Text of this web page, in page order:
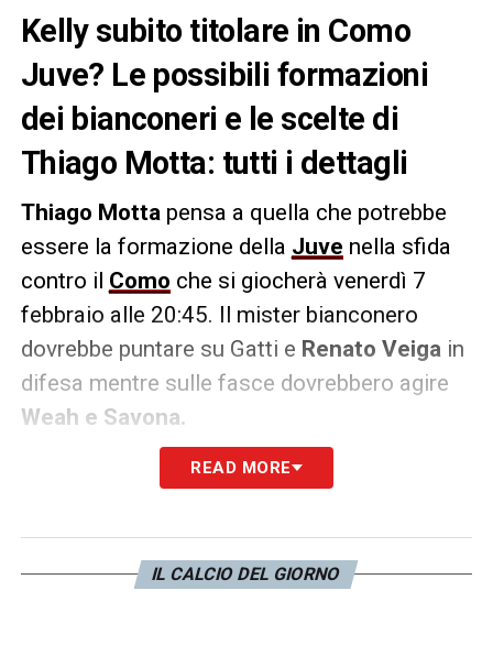
Kelly subito titolare in Como
Juve? Le possibili formazioni
dei bianconeri e le scelte di
Thiago Motta: tutti i dettagli
Thiago Mottapensa a quella che potrebbe
essere la formazione della Juve nella sfida
contro il Como che si giocherà venerdì 7
febbraio alle 20:45. Il mister bianconero
dovrebbe puntare su Gatti e Renato Veigain
difesa mentre sulle fasce dovrebbero agire
Weah e Savona.
, che si è allenatore oggi per la prima col
pronto per dare una mano alla squadra
partita in corso.
READ MORE
IL CALCIO DEL GIORNO